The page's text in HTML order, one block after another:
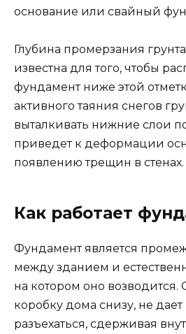
основание или свайный
Глубина промерзания
известна для того, чтобы
фундамент ниже этой
активного таяния снегов
выталкивать нижние слои
приведет к деформации
появлению трещин в стенах.
Как работает
Фундамент является
между зданием и
на котором оно возводится.
коробку дома снизу, не
разъехаться, сдерживая